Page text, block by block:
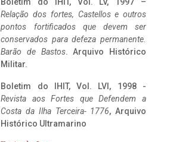
Relação dos fortes, Castellos e outros
pontos fortificados que devem ser
conservados para defeza permanente.
Barão de Bastos. Arquivo Histórico
Militar.
Boletim do IHIT, Vol. LVI, 1998 -
Revista aos Fortes que Defendem a
Costa da Ilha Terceira- 1776, Arquivo
Histórico Ultramarino